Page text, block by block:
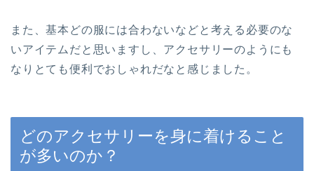
また、基本どの服には合わないなどと考える必要のな
いアイテムだと思いますし、アクセサリーのようにも
なりとても便利でおしゃれだなと感じました。
どのアクセサリーを身に着けること
が多いのか？